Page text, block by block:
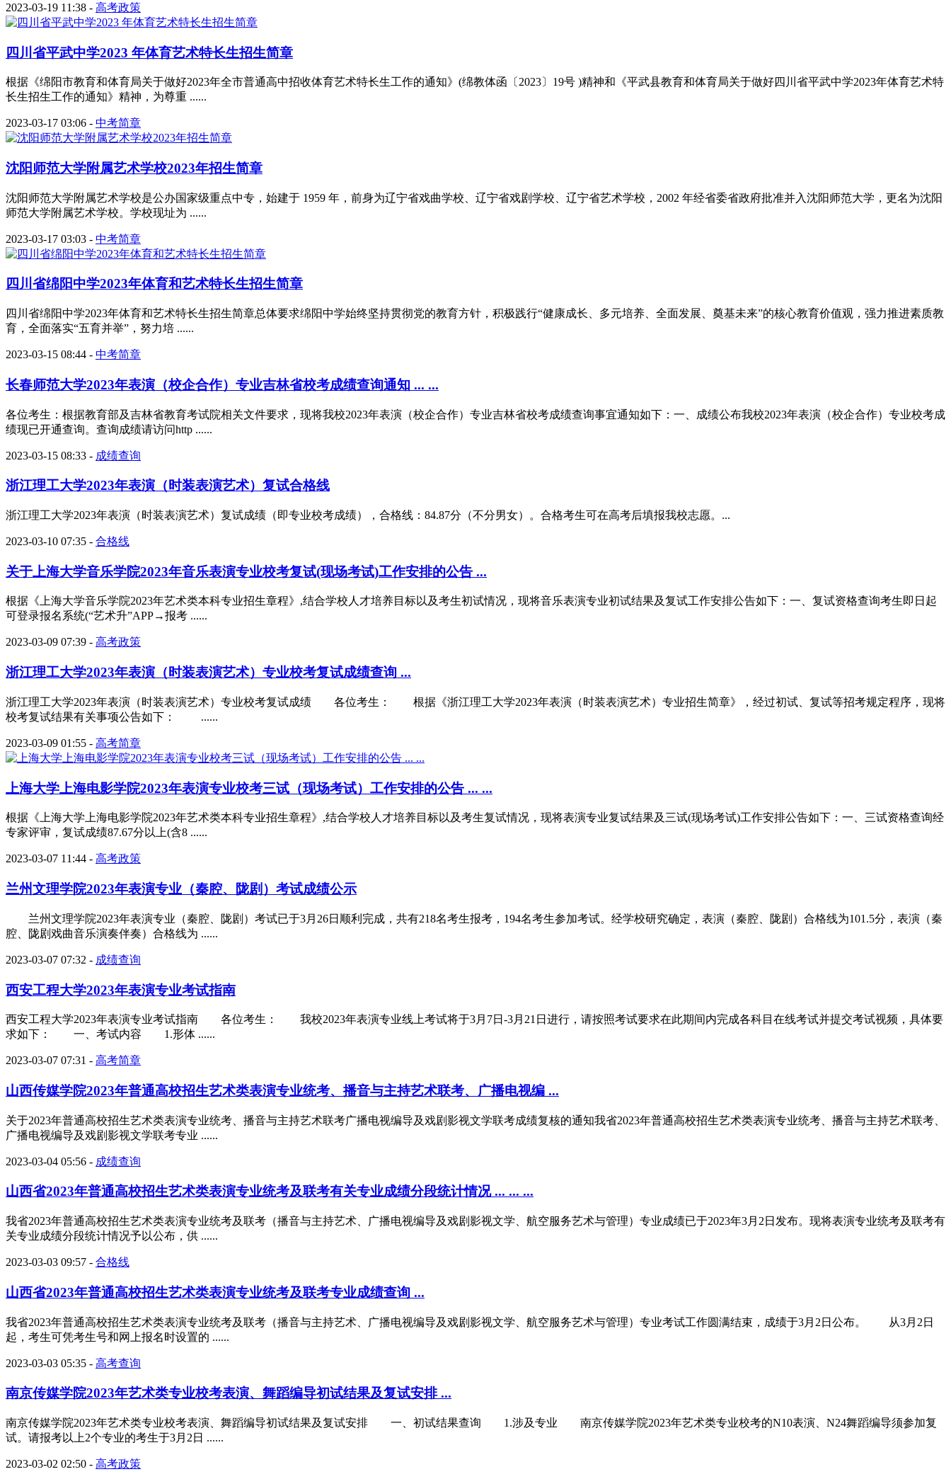
2023-03-19 11:38 - 高考政策
四川省平武中学2023 年体育艺术特长生招生简章
根据《绵阳市教育和体育局关于做好2023年全市普通高中招收体育艺术特长生工作的通知》(绵教体函〔2023〕19号 )精神和《平武县教育和体育局关于做好四川省平武中学2023年体育艺术特
长生招生工作的通知》精神，为尊重 ......
2023-03-17 03:06 - 中考简章
沈阳师范大学附属艺术学校2023年招生简章
沈阳师范大学附属艺术学校是公办国家级重点中专，始建于 1959 年，前身为辽宁省戏曲学校、辽宁省戏剧学校、辽宁省艺术学校，2002 年经省委省政府批准并入沈阳师范大学，更名为沈阳
师范大学附属艺术学校。学校现址为 ......
2023-03-17 03:03 - 中考简章
四川省绵阳中学2023年体育和艺术特长生招生简章
四川省绵阳中学2023年体育和艺术特长生招生简章总体要求绵阳中学始终坚持贯彻党的教育方针，积极践行“健康成长、多元培养、全面发展、奠基未来”的核心教育价值观，强力推进素质教
育，全面落实“五育并举”，努力培 ......
2023-03-15 08:44 - 中考简章
长春师范大学2023年表演（校企合作）专业吉林省校考成绩查询通知 ... ...
各位考生：根据教育部及吉林省教育考试院相关文件要求，现将我校2023年表演（校企合作）专业吉林省校考成绩查询事宜通知如下：一、成绩公布我校2023年表演（校企合作）专业校考成
绩现已开通查询。查询成绩请访问http ......
2023-03-15 08:33 - 成绩查询
浙江理工大学2023年表演（时装表演艺术）复试合格线
浙江理工大学2023年表演（时装表演艺术）复试成绩（即专业校考成绩），合格线：84.87分（不分男女）。合格考生可在高考后填报我校志愿。...
2023-03-10 07:35 - 合格线
关于上海大学音乐学院2023年音乐表演专业校考复试(现场考试)工作安排的公告 ...
根据《上海大学音乐学院2023年艺术类本科专业招生章程》,结合学校人才培养目标以及考生初试情况，现将音乐表演专业初试结果及复试工作安排公告如下：一、复试资格查询考生即日起
可登录报名系统(“艺术升”APP→报考 ......
2023-03-09 07:39 - 高考政策
浙江理工大学2023年表演（时装表演艺术）专业校考复试成绩查询 ...
浙江理工大学2023年表演（时装表演艺术）专业校考复试成绩 各位考生： 根据《浙江理工大学2023年表演（时装表演艺术）专业招生简章》，经过初试、复试等招考规定程序，现将
校考复试结果有关事项公告如下： ......
2023-03-09 01:55 - 高考简章
上海大学上海电影学院2023年表演专业校考三试（现场考试）工作安排的公告 ... ...
根据《上海大学上海电影学院2023年艺术类本科专业招生章程》,结合学校人才培养目标以及考生复试情况，现将表演专业复试结果及三试(现场考试)工作安排公告如下：一、三试资格查询经
专家评审，复试成绩87.67分以上(含8 ......
2023-03-07 11:44 - 高考政策
兰州文理学院2023年表演专业（秦腔、陇剧）考试成绩公示
兰州文理学院2023年表演专业（秦腔、陇剧）考试已于3月26日顺利完成，共有218名考生报考，194名考生参加考试。经学校研究确定，表演（秦腔、陇剧）合格线为101.5分，表演（秦
腔、陇剧戏曲音乐演奏伴奏）合格线为 ......
2023-03-07 07:32 - 成绩查询
西安工程大学2023年表演专业考试指南
西安工程大学2023年表演专业考试指南 各位考生： 我校2023年表演专业线上考试将于3月7日-3月21日进行，请按照考试要求在此期间内完成各科目在线考试并提交考试视频，具体要
求如下： 一、考试内容 1.形体 ......
2023-03-07 07:31 - 高考简章
山西传媒学院2023年普通高校招生艺术类表演专业统考、播音与主持艺术联考、广播电视编 ...
关于2023年普通高校招生艺术类表演专业统考、播音与主持艺术联考广播电视编导及戏剧影视文学联考成绩复核的通知我省2023年普通高校招生艺术类表演专业统考、播音与主持艺术联考、
广播电视编导及戏剧影视文学联考专业 ......
2023-03-04 05:56 - 成绩查询
山西省2023年普通高校招生艺术类表演专业统考及联考有关专业成绩分段统计情况 ... ... ...
我省2023年普通高校招生艺术类表演专业统考及联考（播音与主持艺术、广播电视编导及戏剧影视文学、航空服务艺术与管理）专业成绩已于2023年3月2日发布。现将表演专业统考及联考有
关专业成绩分段统计情况予以公布，供 ......
2023-03-03 09:57 - 合格线
山西省2023年普通高校招生艺术类表演专业统考及联考专业成绩查询 ...
我省2023年普通高校招生艺术类表演专业统考及联考（播音与主持艺术、广播电视编导及戏剧影视文学、航空服务艺术与管理）专业考试工作圆满结束，成绩于3月2日公布。 从3月2日
起，考生可凭考生号和网上报名时设置的 ......
2023-03-03 05:35 - 高考查询
南京传媒学院2023年艺术类专业校考表演、舞蹈编导初试结果及复试安排 ...
南京传媒学院2023年艺术类专业校考表演、舞蹈编导初试结果及复试安排 一、初试结果查询 1.涉及专业 南京传媒学院2023年艺术类专业校考的N10表演、N24舞蹈编导须参加复
试。请报考以上2个专业的考生于3月2日 ......
2023-03-02 02:50 - 高考政策